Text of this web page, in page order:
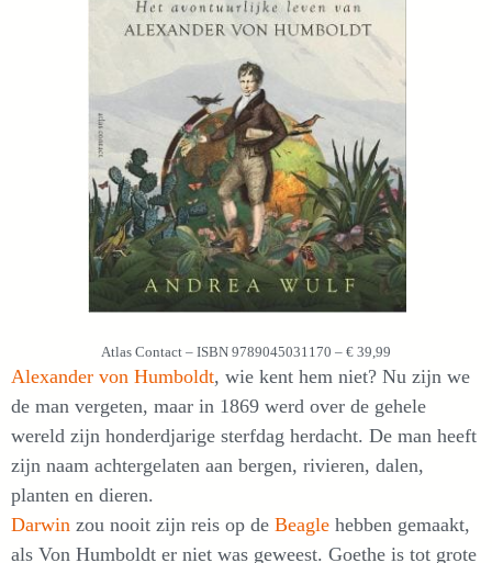
Atlas Contact – ISBN 9789045031170 – € 39,99
Alexander von Humboldt, wie kent hem niet? Nu zijn we
de man vergeten, maar in 1869 werd over de gehele
wereld zijn honderdjarige sterfdag herdacht. De man heeft
zijn naam achtergelaten aan bergen, rivieren, dalen,
planten en dieren.
Darwin zou nooit zijn reis op de Beagle hebben gemaakt,
als Von Humboldt er niet was geweest. Goethe is tot grote